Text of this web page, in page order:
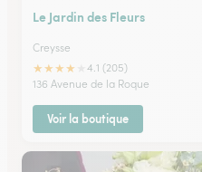
Le Jardin des Fleurs
Creysse
★★★★
4.1 (205)
136 Avenue de la Roque
Voir la boutique